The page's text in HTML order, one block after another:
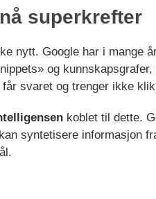
superkrefter
nytt. Google har i mange
og
svaret og trenger ikke
koblet til dette.
syntetisere informasjon